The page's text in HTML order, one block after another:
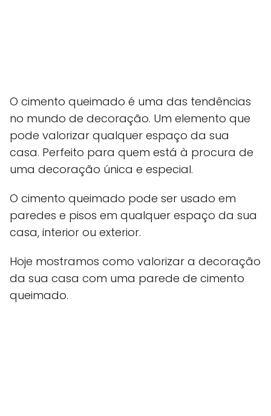
O cimento queimado é uma das tendências
no mundo de decoração. Um elemento que
pode valorizar qualquer espaço da sua
casa. Perfeito para quem está à procura de
uma decoração única e especial.
O cimento queimado pode ser usado em
paredes e pisos em qualquer espaço da sua
casa, interior ou exterior.
Hoje mostramos como valorizar a decoração
da sua casa com uma parede de cimento
queimado.